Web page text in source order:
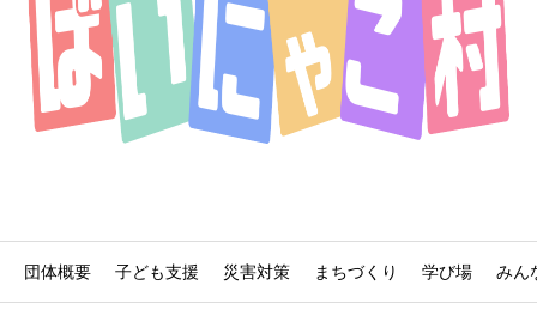
団体概要 子ども支援 災害対策 まちづくり 学び場 みん